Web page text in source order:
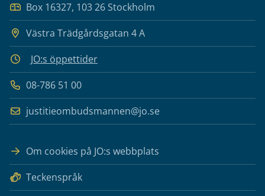
Box 16327, 103 26 Stockholm
Västra Trädgårdsgatan 4 A
JO:s öppettider
08-786 51 00
justitieombudsmannen@jo.se
Om cookies på JO:s webbplats
Teckenspråk